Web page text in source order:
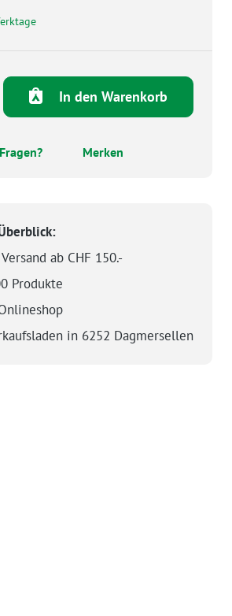
Gib den gewünschten
In den Warenkorb
Fragen? Merken
ab CHF 150.-
Produkte
in 6252 Dagmersellen